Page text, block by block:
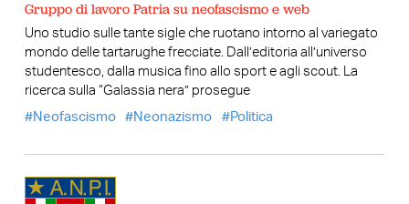
Gruppo di lavoro Patria su neofascismo e web
Uno studio sulle tante sigle che ruotano intorno al variegato
mondo delle tartarughe frecciate. Dall’editoria all’universo
studentesco, dalla musica fino allo sport e agli scout. La
ricerca sulla “Galassia nera” prosegue
Neofascismo
Neonazismo Politica